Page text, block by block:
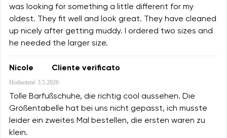
was looking for something a little different for my
oldest. They fit well and look great. They have cleaned
up nicely after getting muddy. I ordered two sizes and
he needed the larger size.
Nicole Cliente verificato
Hodnotené 3.5.2026
Tolle Barfußschuhe, die richtig cool aussehen. Die
Größentabelle hat bei uns nicht gepasst, ich musste
leider ein zweites Mal bestellen, die ersten waren zu
klein.